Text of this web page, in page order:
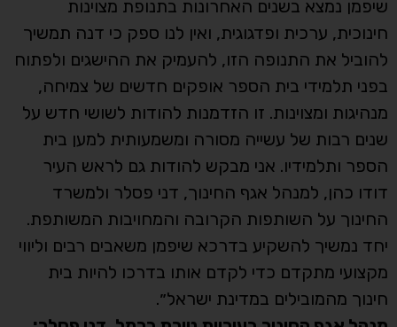
שיפמן נמצא בשנים האחרונות בתנופת מצוינות
חינוכית, ערכית ופדגוגית, ואין לנו ספק כי דנה תמשיך
להוביל את התנופה הזו, להעמיק את ההישגים ולפתוח
בפני תלמידי בית הספר אופקים חדשים של צמיחה,
מנהיגות ומצוינות. זו הזדמנות להודות לשושי חדש על
שנים רבות של עשייה מסורה ומשמעותית למען בית
הספר ותלמידיו. אני מבקש להודות גם לראש העיר
דודו כהן, למנהל אגף החינוך, דני פסלר ולמשרד
החינוך על השותפות הקרובה והמחויבות המשותפת.
יחד נמשיך להשקיע בדרכא שיפמן משאבים רבים וליווי
מקצועי מתקדם כדי לקדם אותו בדרכו להיות בית
חינוך מהמובילים במדינת ישראל״.